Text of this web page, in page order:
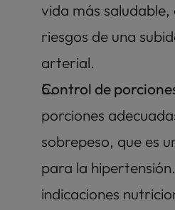
vida más saludable,
riesgos de una
arterial.
Control de
porciones
sobrepeso, que es
para la
indicaciones